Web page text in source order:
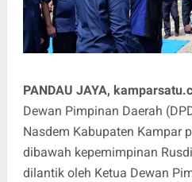
PANDAU JAYA,
Dewan Pimpinan Daerah
Nasdem Kabupaten Kampar
dibawah kepemimpinan
dilantik oleh Ketua Dewan